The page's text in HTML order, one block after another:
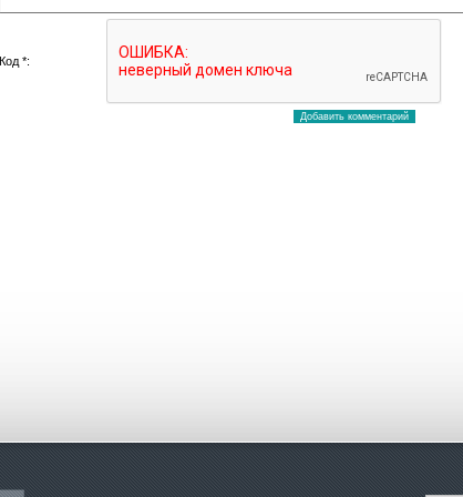
Код *: